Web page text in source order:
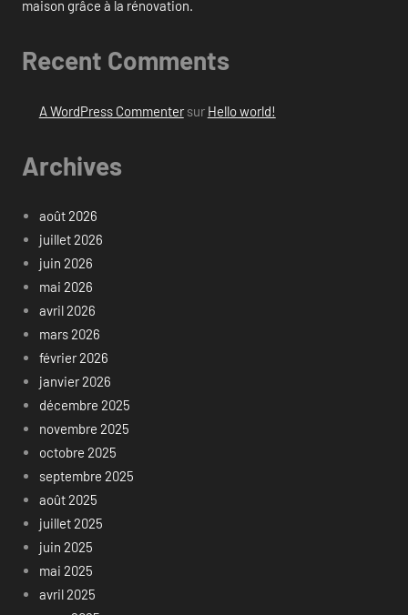
maison grâce à la rénovation.
Recent Comments
A WordPress Commentersur Hello world!
Archives
août 2026
juillet 2026
juin 2026
mai 2026
avril 2026
mars 2026
février 2026
janvier 2026
décembre 2025
novembre 2025
octobre 2025
septembre 2025
août 2025
juillet 2025
juin 2025
mai 2025
avril 2025